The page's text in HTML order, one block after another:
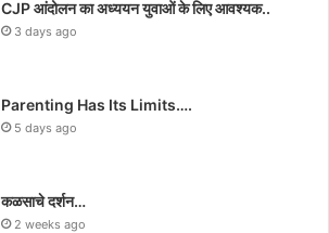
CJP आंदोलन का अध्ययन युवाओं के लिए आवश्यक..
3 days ago
Parenting Has Its Limits….
5 days ago
कळसाचे दर्शन…
2 weeks ago